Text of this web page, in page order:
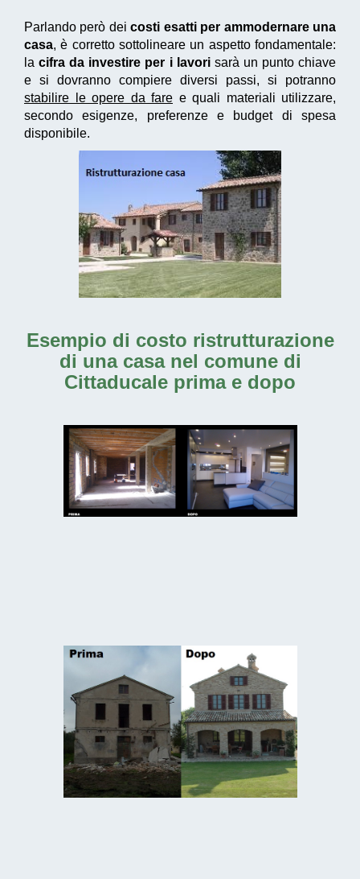
Parlando però dei costi esatti per ammodernare una
casa, è corretto sottolineare un aspetto fondamentale:
lacifra da investire per i lavorisarà un punto chiave
e si dovranno compiere diversi passi, si potranno
stabilire le opere da fare e quali materiali utilizzare,
secondo esigenze, preferenze e budget di spesa
disponibile.
Esempio di costo ristrutturazione
di una casa nel comune di
Cittaducale prima e dopo